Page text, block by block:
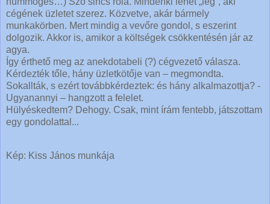
cégének üzletet szerez. Közvetve, akár bármely
munkakörben. Mert mindig a vevőre gondol, s eszerint
dolgozik. Akkor is, amikor a költségek csökkentésén jár az
agya.
Így érthető meg az anekdotabeli (?) cégvezető válasza.
Kérdezték tőle, hány üzletkötője van – megmondta.
Sokallták, s ezért továbbkérdeztek: és hány alkalmazottja? -
Ugyanannyi – hangzott a felelet.
Hülyéskedtem? Dehogy. Csak, mint írám fentebb, játszottam
egy gondolattal...
Kép: Kiss János munkája